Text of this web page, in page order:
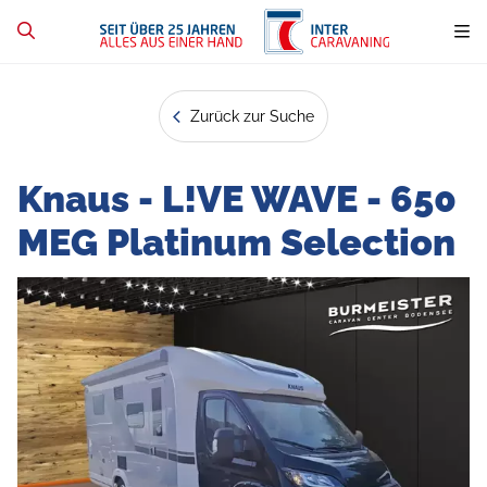
Zurück zur Suche
Knaus - L!VE WAVE - 650
MEG Platinum Selection